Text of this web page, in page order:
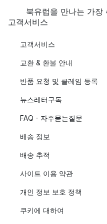
북유럽을 만나는 가
고객서비스
고객서비스
교환 & 환불 안내
반품 요청 및 클레임 등록
뉴스레터구독
FAQ - 자주묻는질문
배송 정보
배송 추적
사이트 이용 약관
개인 정보 보호 정책
쿠키에 대하여